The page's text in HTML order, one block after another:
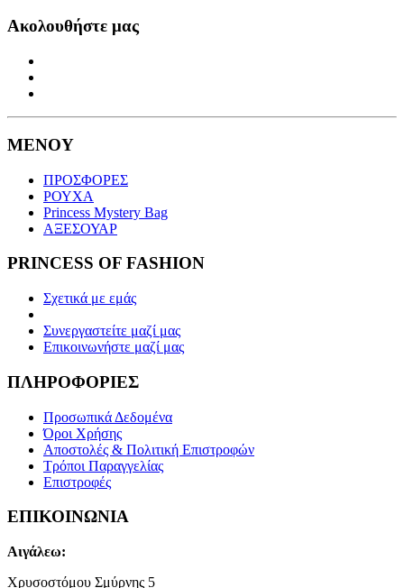
Ακολουθήστε μας
ΜΕΝΟΥ
ΠΡΟΣΦΟΡΕΣ
ΡΟΥΧΑ
Princess Mystery Bag
ΑΞΕΣΟΥΑΡ
PRINCESS OF FASHION
Σχετικά με εμάς
Συνεργαστείτε μαζί μας
Επικοινωνήστε μαζί μας
ΠΛΗΡΟΦΟΡΙΕΣ
Προσωπικά Δεδομένα
Όροι Χρήσης
Αποστολές & Πολιτική Επιστροφών
Τρόποι Παραγγελίας
Επιστροφές
ΕΠΙΚΟΙΝΩΝΙΑ
Αιγάλεω:
Χρυσοστόμου Σμύρνης 5